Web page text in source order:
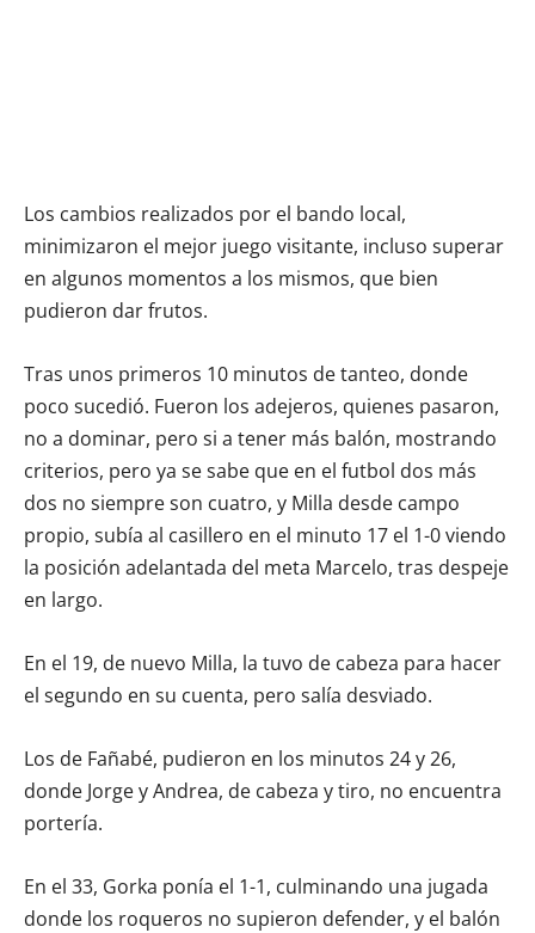
Los cambios realizados por el bando local,
minimizaron el mejor juego visitante, incluso superar
en algunos momentos a los mismos, que bien
pudieron dar frutos.
Tras unos primeros 10 minutos de tanteo, donde
poco sucedió. Fueron los adejeros, quienes pasaron,
no a dominar, pero si a tener más balón, mostrando
criterios, pero ya se sabe que en el futbol dos más
dos no siempre son cuatro, y Milla desde campo
propio, subía al casillero en el minuto 17 el 1-0 viendo
la posición adelantada del meta Marcelo, tras despeje
en largo.
En el 19, de nuevo Milla, la tuvo de cabeza para hacer
el segundo en su cuenta, pero salía desviado.
Los de Fañabé, pudieron en los minutos 24 y 26,
donde Jorge y Andrea, de cabeza y tiro, no encuentra
portería.
En el 33, Gorka ponía el 1-1, culminando una jugada
donde los roqueros no supieron defender, y el balón